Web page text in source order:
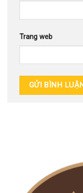
Trang web